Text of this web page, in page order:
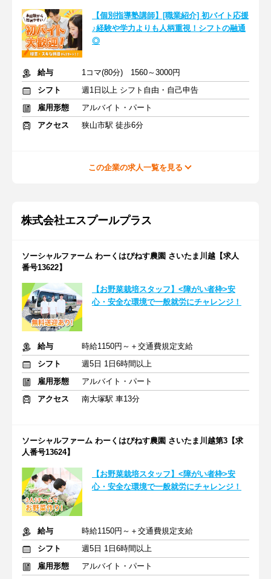
【個別指導塾講師】[職業紹介] 初バイト応援
♪経験や学力よりも人柄重視！シフトの融通
◎
給与
1コマ(80分) 1560～3000円
シフト
週1日以上 シフト自由・自己申告
雇用形態
アルバイト・パート
アクセス
狭山市駅 徒歩6分
この企業の求人一覧を見る
株式会社エスプールプラス
ソーシャルファーム わーくはぴねす農園 さいたま川越【求人
番号13622】
【お野菜栽培スタッフ】<障がい者枠>安
心・安全な環境で一般就労にチャレンジ！
給与
時給1150円～＋交通費規定支給
シフト
週5日 1日6時間以上
雇用形態
アルバイト・パート
アクセス
南大塚駅 車13分
ソーシャルファーム わーくはぴねす農園 さいたま川越第3【求
人番号13624】
【お野菜栽培スタッフ】<障がい者枠>安
心・安全な環境で一般就労にチャレンジ！
給与
時給1150円～＋交通費規定支給
シフト
週5日 1日6時間以上
雇用形態
アルバイト・パート